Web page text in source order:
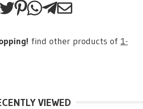
find other products of 1-
VIEWED